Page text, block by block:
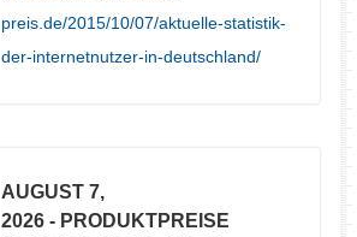
preis.de/2015/10/07/aktuelle-statistik-
der-internetnutzer-in-deutschland/
AUGUST 7,
2026 - PRODUKTPREISE